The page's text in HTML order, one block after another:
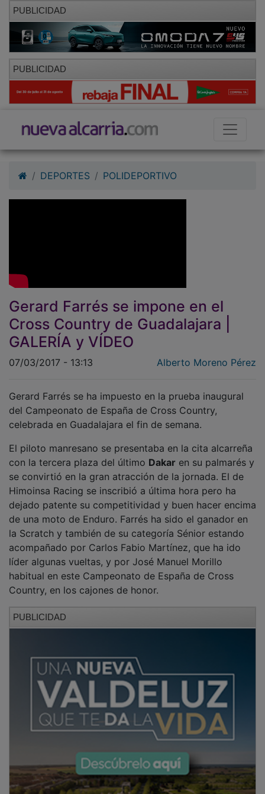
PUBLICIDAD
PUBLICIDAD
Gerard Farrés se impone en el
Cross Country de Guadalajara |
GALERÍA y VÍDEO
07/03/2017 - 13:13
del Campeonato de España de Cross Country,
celebrada en Guadalajara el fin de semana.
con la tercera plaza del últimoDakaren su palmarés y
se convirtió en la gran atracción de la jornada. El de
Himoinsa Racing se inscribió a última hora pero ha
dejado patente su competitividad y buen hacer encima
de una moto de Enduro. Farrés ha sido el ganador en
la Scratch y también de su categoría Sénior estando
acompañado por Carlos Fabio Martínez, que ha ido
líder algunas vueltas, y por José Manuel Morillo
habitual en este Campeonato de España de Cross
Country, en los cajones de honor.